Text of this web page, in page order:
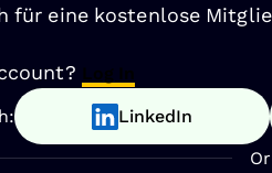
für eine kostenlose
Log In
LinkedIn